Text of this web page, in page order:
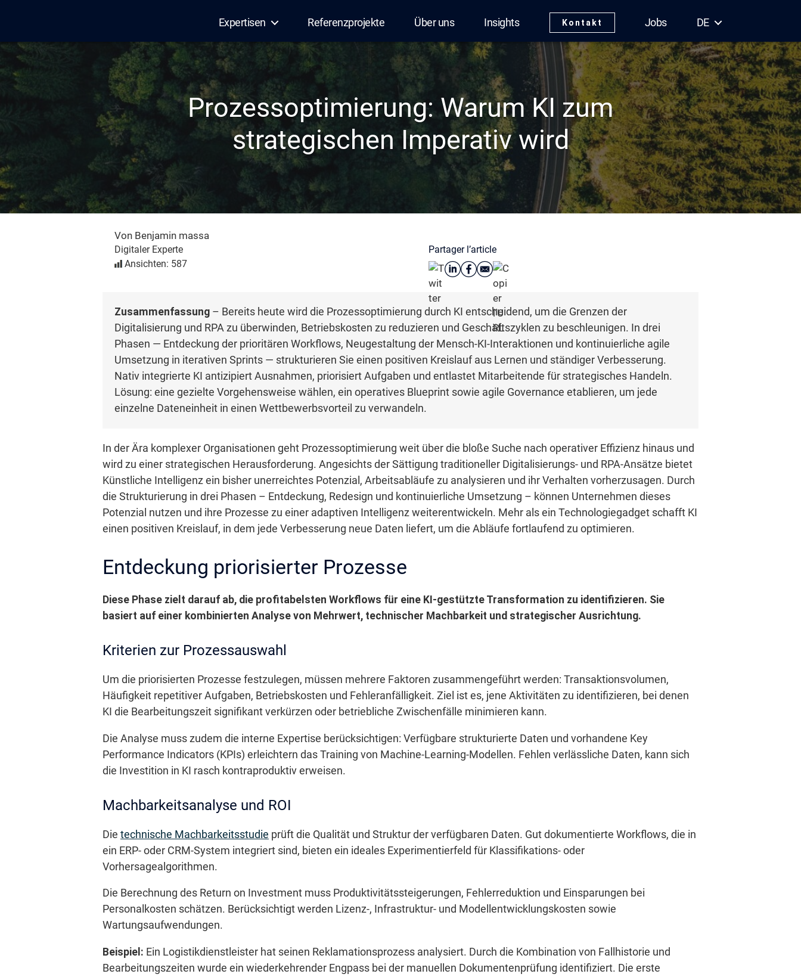
Expertisen Referenzprojekte Über uns Insights Kontakt Jobs DE
Prozessoptimierung: Warum KI zum
strategischen Imperativ wird
Von Benjamin massa
Digitaler Experte
Ansichten: 587
Partager l’article
Zusammenfassung – Bereits heute wird die Prozessoptimierung durch KI entscheidend, um die Grenzen der
Digitalisierung und RPA zu überwinden, Betriebskosten zu reduzieren und Geschäftszyklen zu beschleunigen. In drei
Phasen — Entdeckung der prioritären Workflows, Neugestaltung der Mensch-KI-Interaktionen und kontinuierliche agile
Umsetzung in iterativen Sprints — strukturieren Sie einen positiven Kreislauf aus Lernen und ständiger Verbesserung.
Nativ integrierte KI antizipiert Ausnahmen, priorisiert Aufgaben und entlastet Mitarbeitende für strategisches Handeln.
Lösung: eine gezielte Vorgehensweise wählen, ein operatives Blueprint sowie agile Governance etablieren, um jede
einzelne Dateneinheit in einen Wettbewerbsvorteil zu verwandeln.
In der Ära komplexer Organisationen geht Prozessoptimierung weit über die bloße Suche nach operativer Effizienz hinaus und
wird zu einer strategischen Herausforderung. Angesichts der Sättigung traditioneller Digitalisierungs- und RPA-Ansätze bietet
Künstliche Intelligenz ein bisher unerreichtes Potenzial, Arbeitsabläufe zu analysieren und ihr Verhalten vorherzusagen. Durch
die Strukturierung in drei Phasen – Entdeckung, Redesign und kontinuierliche Umsetzung – können Unternehmen dieses
Potenzial nutzen und ihre Prozesse zu einer adaptiven Intelligenz weiterentwickeln. Mehr als ein Technologiegadget schafft KI
einen positiven Kreislauf, in dem jede Verbesserung neue Daten liefert, um die Abläufe fortlaufend zu optimieren.
Entdeckung priorisierter Prozesse
Diese Phase zielt darauf ab, die profitabelsten Workflows für eine KI-gestützte Transformation zu identifizieren. Sie
basiert auf einer kombinierten Analyse von Mehrwert, technischer Machbarkeit und strategischer Ausrichtung.
Kriterien zur Prozessauswahl
Um die priorisierten Prozesse festzulegen, müssen mehrere Faktoren zusammengeführt werden: Transaktionsvolumen,
Häufigkeit repetitiver Aufgaben, Betriebskosten und Fehleranfälligkeit. Ziel ist es, jene Aktivitäten zu identifizieren, bei denen
KI die Bearbeitungszeit signifikant verkürzen oder betriebliche Zwischenfälle minimieren kann.
Die Analyse muss zudem die interne Expertise berücksichtigen: Verfügbare strukturierte Daten und vorhandene Key
Performance Indicators (KPIs) erleichtern das Training von Machine-Learning-Modellen. Fehlen verlässliche Daten, kann sich
die Investition in KI rasch kontraproduktiv erweisen.
Machbarkeitsanalyse und ROI
Die technische Machbarkeitsstudie prüft die Qualität und Struktur der verfügbaren Daten. Gut dokumentierte Workflows, die in
ein ERP- oder CRM-System integriert sind, bieten ein ideales Experimentierfeld für Klassifikations- oder
Vorhersagealgorithmen.
Die Berechnung des Return on Investment muss Produktivitätssteigerungen, Fehlerreduktion und Einsparungen bei
Personalkosten schätzen. Berücksichtigt werden Lizenz-, Infrastruktur- und Modellentwicklungskosten sowie
Wartungsaufwendungen.
Beispiel: Ein Logistikdienstleister hat seinen Reklamationsprozess analysiert. Durch die Kombination von Fallhistorie und
Bearbeitungszeiten wurde ein wiederkehrender Engpass bei der manuellen Dokumentenprüfung identifiziert. Die erste